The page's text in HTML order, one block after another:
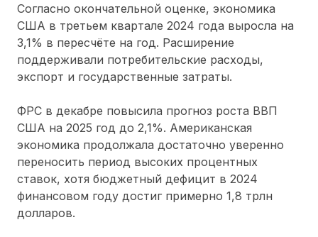
Согласно окончательной оценке, экономика
США в третьем квартале 2024 года выросла на
3,1% в пересчёте на год. Расширение
поддерживали потребительские расходы,
экспорт и государственные затраты.
ФРС в декабре повысила прогноз роста ВВП
США на 2025 год до 2,1%. Американская
экономика продолжала достаточно уверенно
переносить период высоких процентных
ставок, хотя бюджетный дефицит в 2024
финансовом году достиг примерно 1,8 трлн
долларов.